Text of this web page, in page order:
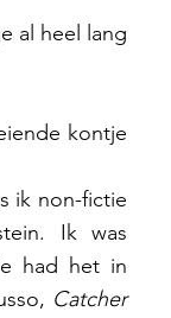
al heel lang
kontje
ik non-fictie
Ik was
had het in
Catcher